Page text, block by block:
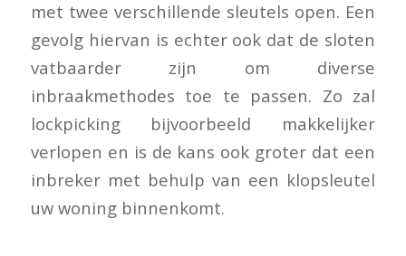
met twee verschillende sleutels open. Een
gevolg hiervan is echter ook dat de sloten
vatbaarder zijn om diverse
inbraakmethodes toe te passen. Zo zal
lockpicking bijvoorbeeld makkelijker
verlopen en is de kans ook groter dat een
inbreker met behulp van een klopsleutel
uw woning binnenkomt.